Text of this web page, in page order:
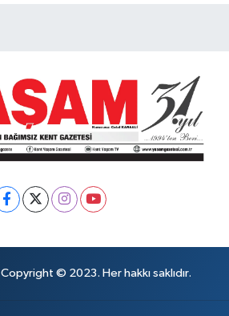
Copyright © 2023. Her hakkı saklıdır.